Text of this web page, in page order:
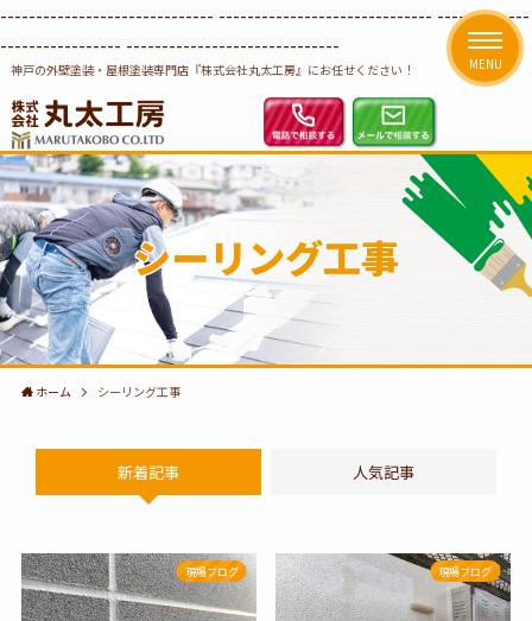
------------------------------ ------------------------------ -------------
----------------- ------------------------------
神戸の外壁塗装・屋根塗装専門店『株式会社丸太工房』にお任せください！ MENU
シーリング工事
ホーム シーリング工事
新着記事 人気記事
現場ブログ 現場ブログ